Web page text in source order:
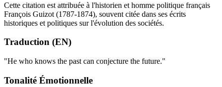
Cette citation est attribuée à l'historien et homme politique français
François Guizot (1787-1874), souvent citée dans ses écrits
historiques et politiques sur l'évolution des sociétés.
Traduction (EN)
"He who knows the past can conjecture the future."
Tonalité Émotionnelle